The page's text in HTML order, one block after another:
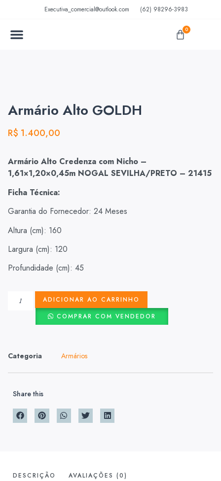
Executiva_comercial@outlook.com (62) 98296-3983
0
Armário Alto GOLDH
R$ 1.400,00
Armário Alto Credenza com Nicho –
1,61×1,20×0,45m NOGAL SEVILHA/PRETO – 21415
Ficha Técnica:
Garantia do Fornecedor: 24 Meses
Altura (cm): 160
Largura (cm): 120
Profundidade (cm): 45
ADICIONAR AO CARRINHO
COMPRAR COM VENDEDOR
Categoria Armários
Share this
DESCRIÇÃO AVALIAÇÕES (0)